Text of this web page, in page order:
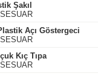
Şakıl
Açı Göstergeci
Kıç Tıpa